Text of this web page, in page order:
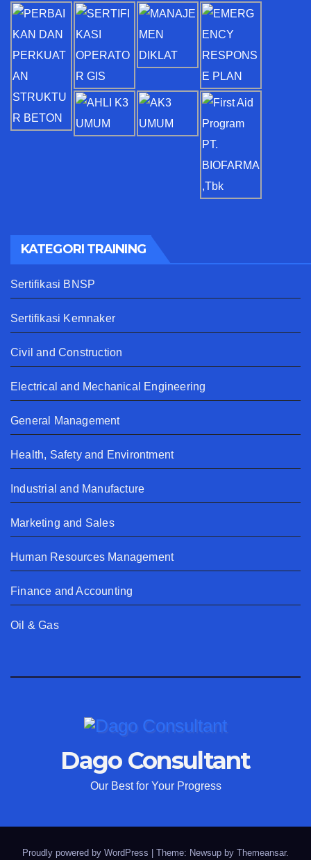
KATEGORI TRAINING
Sertifikasi BNSP
Sertifikasi Kemnaker
Civil and Construction
Electrical and Mechanical Engineering
General Management
Health, Safety and Environtment
Industrial and Manufacture
Marketing and Sales
Human Resources Management
Finance and Accounting
Oil & Gas
Dago Consultant
Our Best for Your Progress
Proudly powered by WordPress Theme: Newsup by Themeansar.